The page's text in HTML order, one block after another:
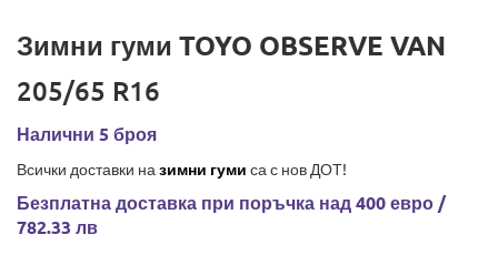
Зимни гуми TOYO OBSERVE VAN
205/65 R16
Налични 5 броя
Всички доставки на зимни гуми са с нов ДОТ!
Безплатна доставка при поръчка над 400 евро /
782.33 лв